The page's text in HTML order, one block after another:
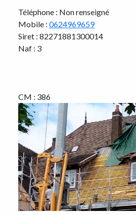
Téléphone : Non renseigné
Mobile : 0624969659
Siret : 82271881300014
Naf : 3
CM : 386